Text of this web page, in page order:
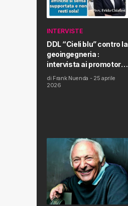
INTERVISTE
DDL “Cieli blu” contro la
geoingegneria :
intervista ai promotori
della tematica e della
Proposta di Legge
di Frank Nuenda - 25 aprile
2026